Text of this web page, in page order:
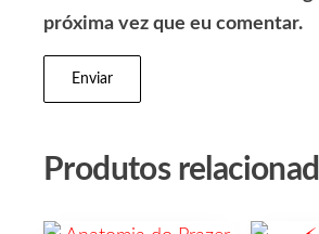
próxima vez que eu comentar.
Produtos